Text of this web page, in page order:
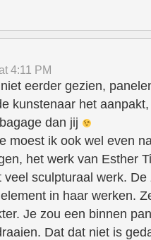
4:11 PM
eerder gezien,
kunstenaar het
dan jij
moest ik ook wel even
het werk van Esther
veel sculpturaal werk.
in haar werken.
Je zou een binnen
Dat dat niet is